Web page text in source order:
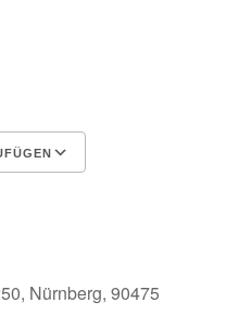
Nürnberg, 90475